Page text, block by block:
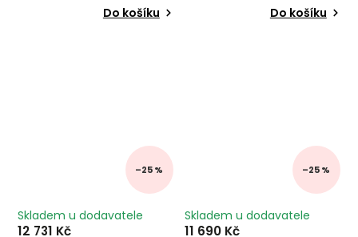
Do košíku Do košíku
–25 %
Skladem u dodavatele
12 731 Kč
–25 %
Skladem u dodavatele
11 690 Kč